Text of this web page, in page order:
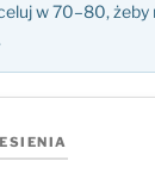
w 70–80, żeby